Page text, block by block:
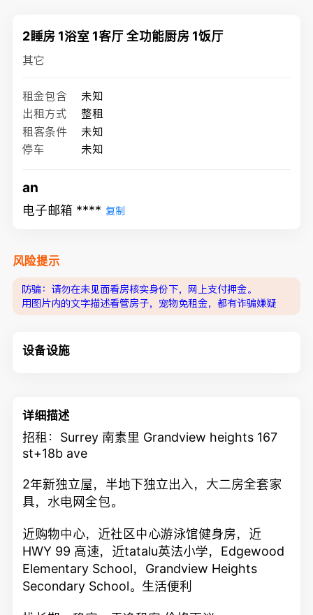
2睡房 1浴室 1客厅 全功能厨房 1饭厅
其它
租金包含
未知
出租方式
整租
租客条件
未知
停车
未知
an
电子邮箱 **** 复制
风险提示
防骗：请勿在未见面看房核实身份下，网上支付押金。
用图片内的文字描述看管房子，宠物免租金，都有诈骗嫌疑
设备设施
详细描述
招租：Surrey 南素里 Grandview heights 167
st+18b ave
2年新独立屋，半地下独立出入，大二房全套家
具，水电网全包。
近购物中心，近社区中心游泳馆健身房，近
HWY 99 高速，近tatalu英法小学，Edgewood
Elementary School，Grandview Heights
Secondary School。生活便利